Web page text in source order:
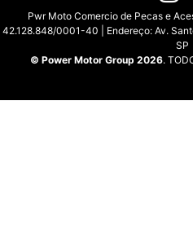
Pwr Moto Comercio de Pecas e
42.128.848/0001-40 | Endereço: Av.
SP
© Power Motor Group 2026.